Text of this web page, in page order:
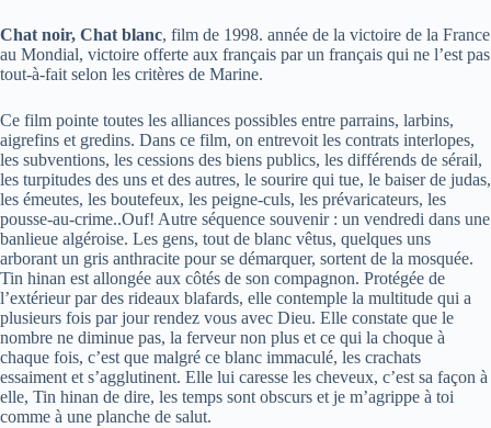
Chat noir, Chat blanc, film de 1998. année de la victoire de la France
au Mondial, victoire offerte aux français par un français qui ne l’est pas
tout-à-fait selon les critères de Marine.
Ce film pointe toutes les alliances possibles entre parrains, larbins,
aigrefins et gredins. Dans ce film, on entrevoit les contrats interlopes,
les subventions, les cessions des biens publics, les différends de sérail,
les turpitudes des uns et des autres, le sourire qui tue, le baiser de judas,
les émeutes, les boutefeux, les peigne-culs, les prévaricateurs, les
pousse-au-crime..Ouf! Autre séquence souvenir : un vendredi dans une
banlieue algéroise. Les gens, tout de blanc vêtus, quelques uns
arborant un gris anthracite pour se démarquer, sortent de la mosquée.
Tin hinan est allongée aux côtés de son compagnon. Protégée de
l’extérieur par des rideaux blafards, elle contemple la multitude qui a
plusieurs fois par jour rendez vous avec Dieu. Elle constate que le
nombre ne diminue pas, la ferveur non plus et ce qui la choque à
chaque fois, c’est que malgré ce blanc immaculé, les crachats
essaiment et s’agglutinent. Elle lui caresse les cheveux, c’est sa façon à
elle, Tin hinan de dire, les temps sont obscurs et je m’agrippe à toi
comme à une planche de salut.